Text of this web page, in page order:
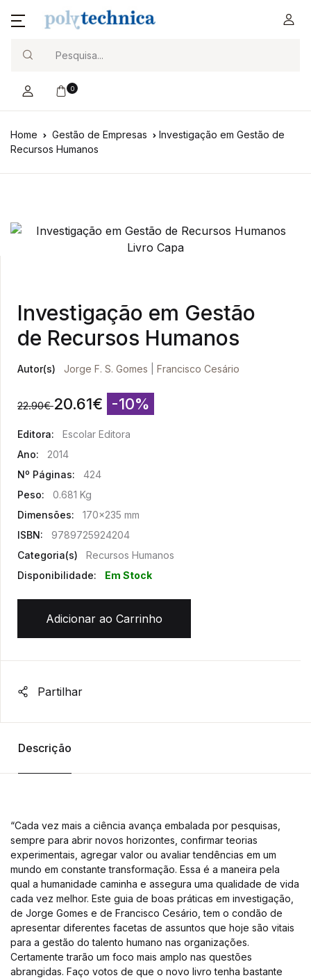
0
Home Gestão de Empresas
Investigação em Gestão de
Recursos Humanos
Investigação em Gestão
de Recursos Humanos
Autor(s) Jorge F. S. Gomes Francisco Cesário
22.90€ 20.61€ -10%
Editora:
Escolar Editora
Ano:
2014
Nº Páginas:
424
Peso:
0.681 Kg
Dimensões:
170x235 mm
ISBN:
9789725924204
Categoria(s)
Recursos Humanos
Disponibilidade:
Em Stock
Adicionar ao Carrinho
Partilhar
Descrição
“Cada vez mais a ciência avança embalada por pesquisas,
sempre para abrir novos horizontes, confirmar teorias
experimentais, agregar valor ou avaliar tendências em um
mundo em constante transformação. Essa é a maneira pela
qual a humanidade caminha e assegura uma qualidade de vida
cada vez melhor. Este guia de boas práticas em investigação,
de Jorge Gomes e de Francisco Cesário, tem o condão de
apresentar diferentes facetas de assuntos que hoje são vitais
para a gestão do talento humano nas organizações.
Certamente trarão um foco mais amplo nas questões
abrangidas. Faço votos de que o novo livro tenha bastante